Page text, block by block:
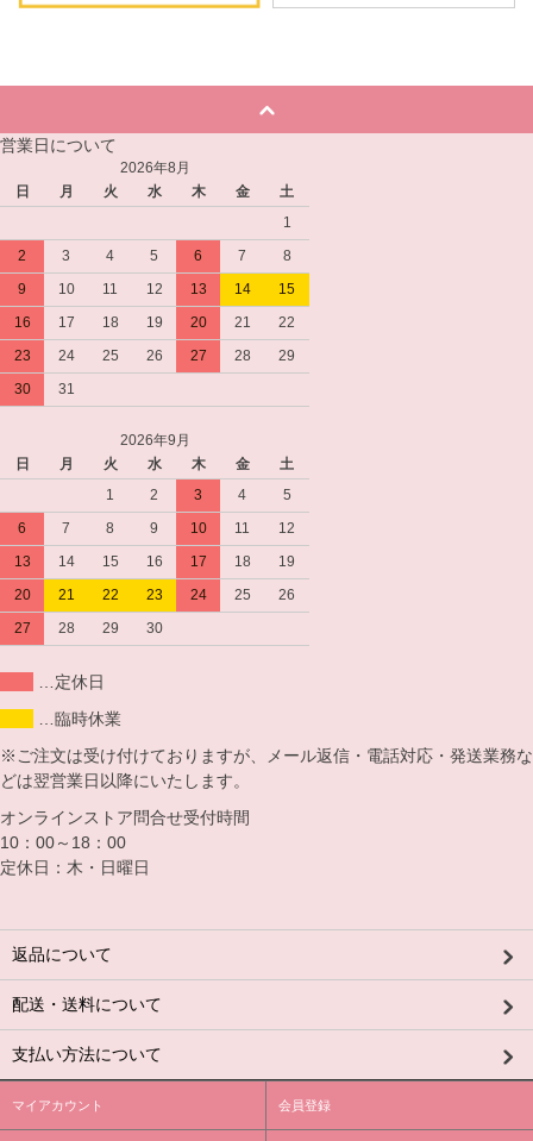
営業日について
2026年8月
日
月 火 水 木 金
土
1
2
3 4 5 6 7
8
9
10 11 12 13 14
15
16
17 18 19 20 21
22
23
24 25 26 27 28
29
30
31
2026年9月
日
月 火 水 木 金
土
1
2 3 4
5
6
7 8 9 10 11
12
13
14 15 16 17 18
19
20
21 22 23 24 25
26
27
28 29 30
…定休日
…臨時休業
※ご注文は受け付けておりますが、メール返信・電話対応・発送業務な
どは翌営業日以降にいたします。
オンラインストア問合せ受付時間
10：00～18：00
定休日：木・日曜日
返品について
配送・送料について
支払い方法について
マイアカウント 会員登録